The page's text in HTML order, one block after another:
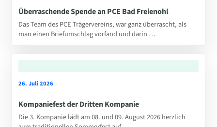
Überraschende Spende an PCE Bad Freienohl
Das Team des PCE Trägervereins, war ganz überrascht, als
man einen Briefumschlag vorfand und darin …
26. Juli 2026
Kompaniefest der Dritten Kompanie
Die 3. Kompanie lädt am 08. und 09. August 2026 herzlich